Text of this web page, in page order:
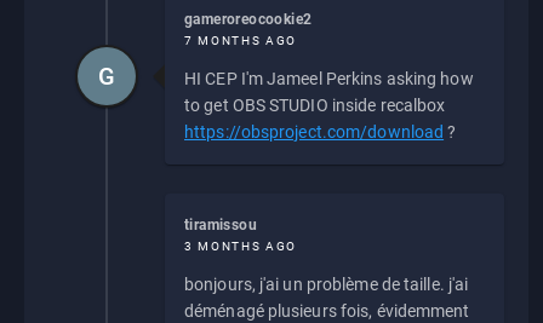
gameroreocookie2
7 MONTHS AGO
HI CEP I'm Jameel Perkins asking how
to get OBS STUDIO inside recalbox
https://obsproject.com/download ?
G
tiramissou
3 MONTHS AGO
bonjours, j'ai un problème de taille. j'ai
déménagé plusieurs fois, évidemment